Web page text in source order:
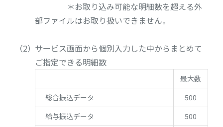
＊お取り込み可能な明細数を超える外
部ファイルはお取り扱いできません。
サービス画面から個別入力した中からまとめて
ご指定できる明細数
最大数
総合振込データ
500
給与振込データ
500